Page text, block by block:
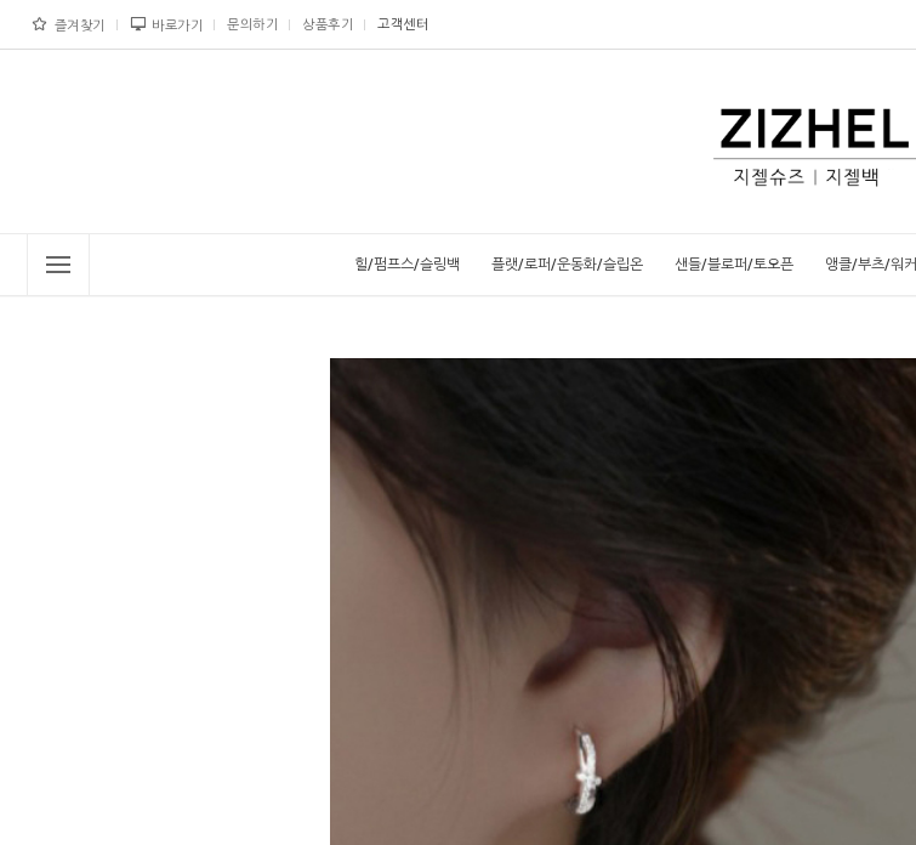
즐겨찾기 바로가기 문의하기 상품후기 고객센터
힐/펌프스/슬링백 플랫/로퍼/운동화/슬립온 샌들/블로퍼/토오픈 앵클/부츠/워커